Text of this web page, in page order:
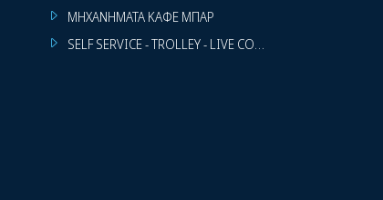
ΜΗΧΑΝΗΜΑΤΑ ΚΑΦΕ ΜΠΑΡ
SELF SERVICE - TROLLEY - LIVE COOKING